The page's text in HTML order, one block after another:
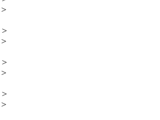
>
>
>
>
>
>
>